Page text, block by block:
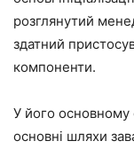
розглянутий
здатний
компоненти.
У його основному
основні шляхи